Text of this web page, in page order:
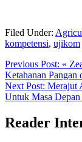
Filed Under:
kompetensi, ujikom
Previous Post: «
Ketahanan Pangan
Next Post: Merajut
Untuk Masa
Reader